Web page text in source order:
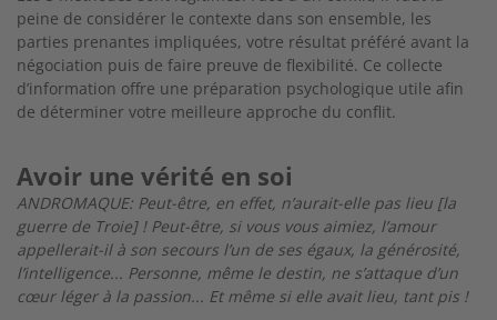
peine de considérer le contexte dans son ensemble, les
parties prenantes impliquées, votre résultat préféré avant la
négociation puis de faire preuve de flexibilité. Ce collecte
d’information offre une préparation psychologique utile afin
de déterminer votre meilleure approche du conflit.
Avoir une vérité en soi
ANDROMAQUE: Peut-être, en effet, n’aurait-elle pas lieu [la
guerre de Troie] ! Peut-être, si vous vous aimiez, l’amour
appellerait-il à son secours l’un de ses égaux, la générosité,
l’intelligence... Personne, même le destin, ne s’attaque d’un
cœur léger à la passion... Et même si elle avait lieu, tant pis !